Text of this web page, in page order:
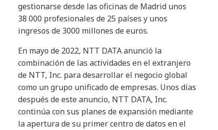
gestionarse desde las oficinas de Madrid unos
38 000 profesionales de 25 países y unos
ingresos de 3000 millones de euros.
En mayo de 2022, NTT DATA anunció la
combinación de las actividades en el extranjero
de NTT, Inc. para desarrollar el negocio global
como un grupo unificado de empresas. Unos días
después de este anuncio, NTT DATA, Inc.
continúa con sus planes de expansión mediante
la apertura de su primer centro de datos en el